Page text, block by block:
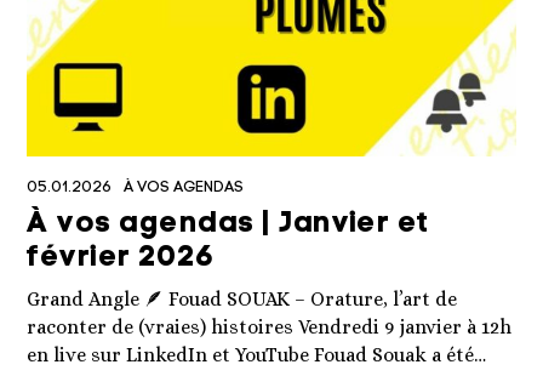
05.01.2026 À VOS AGENDAS
À vos agendas | Janvier et
février 2026
Grand Angle 🪶 Fouad SOUAK – Orature, l’art de
raconter de (vraies) histoires Vendredi 9 janvier à 12h
en live sur LinkedIn et YouTube Fouad Souak a été…